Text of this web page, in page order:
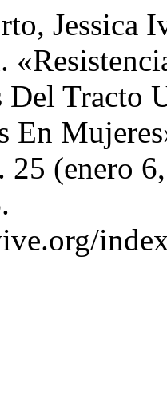
Jessica
Tracto
En
25 (enero